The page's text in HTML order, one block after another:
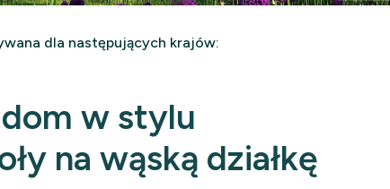
dla następujących krajów:
w stylu
na wąską działkę